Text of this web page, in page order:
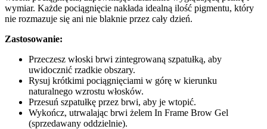
wymiar. Każde pociągnięcie nakłada idealną ilość pigmentu, który
nie rozmazuje się ani nie blaknie przez cały dzień.
Zastosowanie:
Przeczesz włoski brwi zintegrowaną szpatułką, aby
uwidocznić rzadkie obszary.
Rysuj krótkimi pociągnięciami w górę w kierunku
naturalnego wzrostu włosków.
Przesuń szpatułkę przez brwi, aby je wtopić.
Wykończ, utrwalając brwi żelem In Frame Brow Gel
(sprzedawany oddzielnie).